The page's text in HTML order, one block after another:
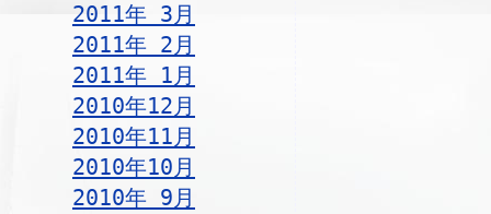
2011年 3月
2011年 2月
2011年 1月
2010年12月
2010年11月
2010年10月
2010年 9月